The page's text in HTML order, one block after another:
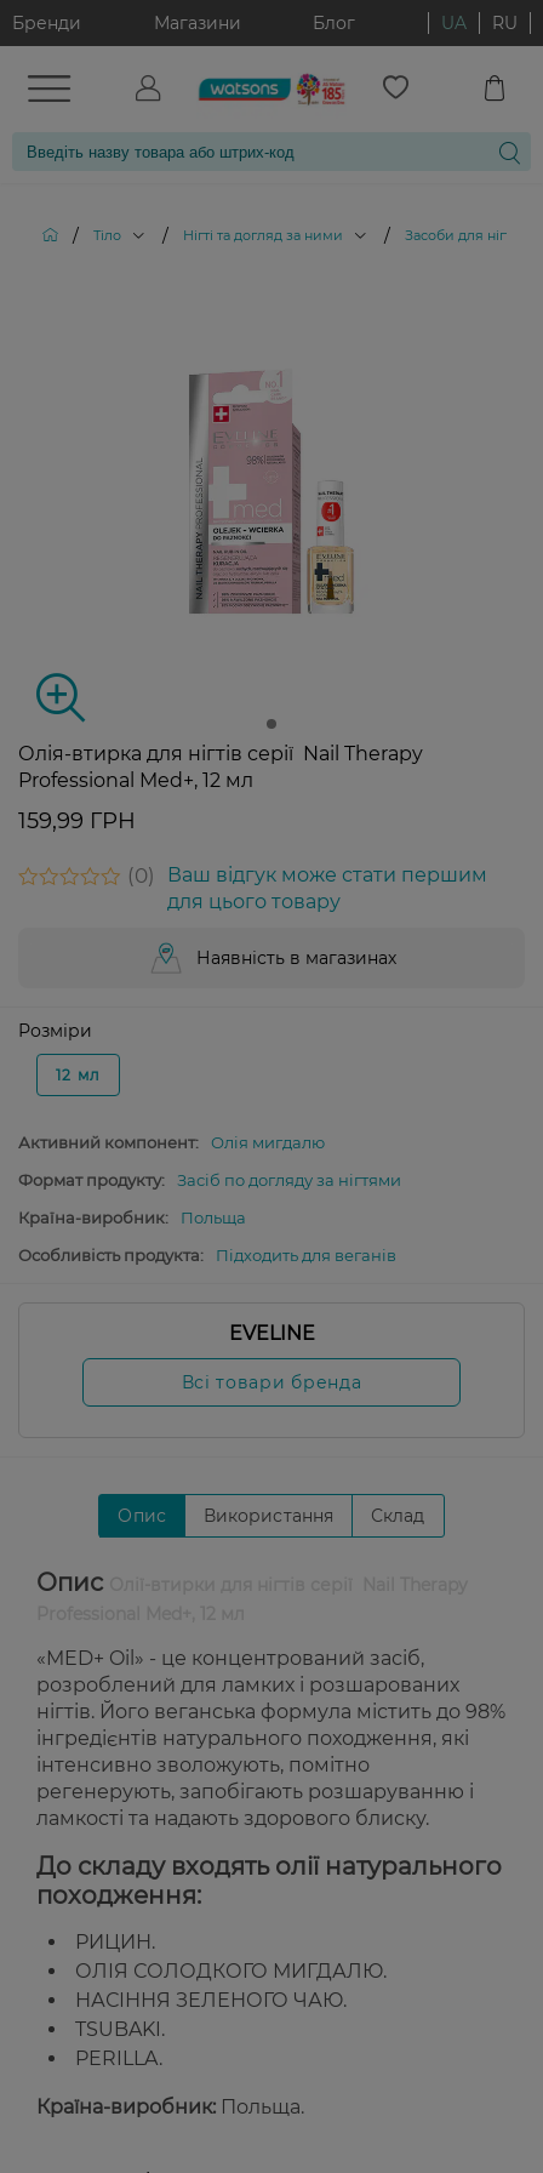
Бренди Магазини Блог UA RU
/ Тіло / Нігті та догляд за ними / Засоби для нігтів
Олія-втирка для нігтів серії Nail Therapy
Professional Med+, 12 мл
159,99 ГРН
0
Ваш відгук може стати першим
для цього товару
Наявність в магазинах
Розміри
12 мл
Активний компонент:
Олія мигдалю
Формат продукту:
Засіб по догляду за нігтями
Країна-виробник:
Польща
Особливість продукта:
Підходить для веганів
EVELINE
Всі товари бренда
Опис Використання Склад
Опис
«MED+ Oil» - це концентрований засіб,
розроблений для ламких і розшарованих
нігтів. Його веганська формула містить до 98%
інгредієнтів натурального походження, які
інтенсивно зволожують, помітно
регенерують, запобігають розшаруванню і
ламкості та надають здорового блиску.
До складу входять олії натурального
походження:
РИЦИН.
ОЛІЯ СОЛОДКОГО МИГДАЛЮ.
НАСІННЯ ЗЕЛЕНОГО ЧАЮ.
TSUBAKI.
PERILLA.
Країна-виробник: Польща.